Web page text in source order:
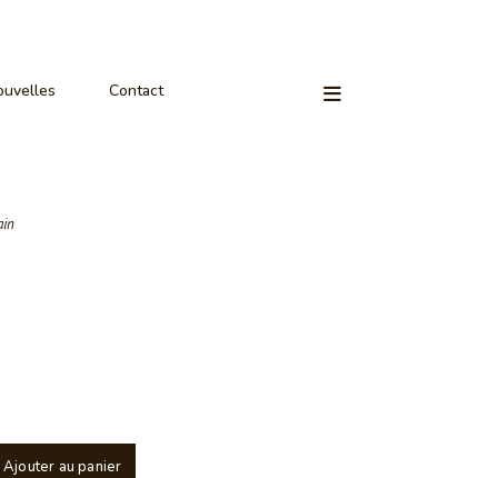
Contact
Ajouter au panier